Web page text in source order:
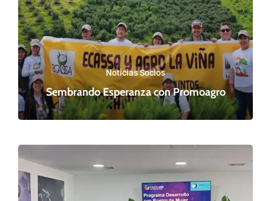
Noticias Socios
Sembrando Esperanza con Promoagro